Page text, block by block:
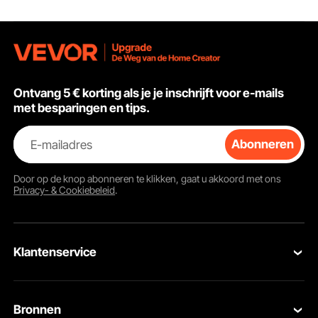
opblaasboten.
Ontvang 5 € korting als je je inschrijft voor e-mails
met besparingen en tips.
E-mailadres Abonneren
Door op de knopabonneren te klikken, gaat u akkoord met ons
Privacy- & Cookiebeleid.
Klantenservice
Bronnen